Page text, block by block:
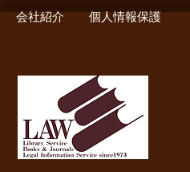
会社紹介 個人情報保護